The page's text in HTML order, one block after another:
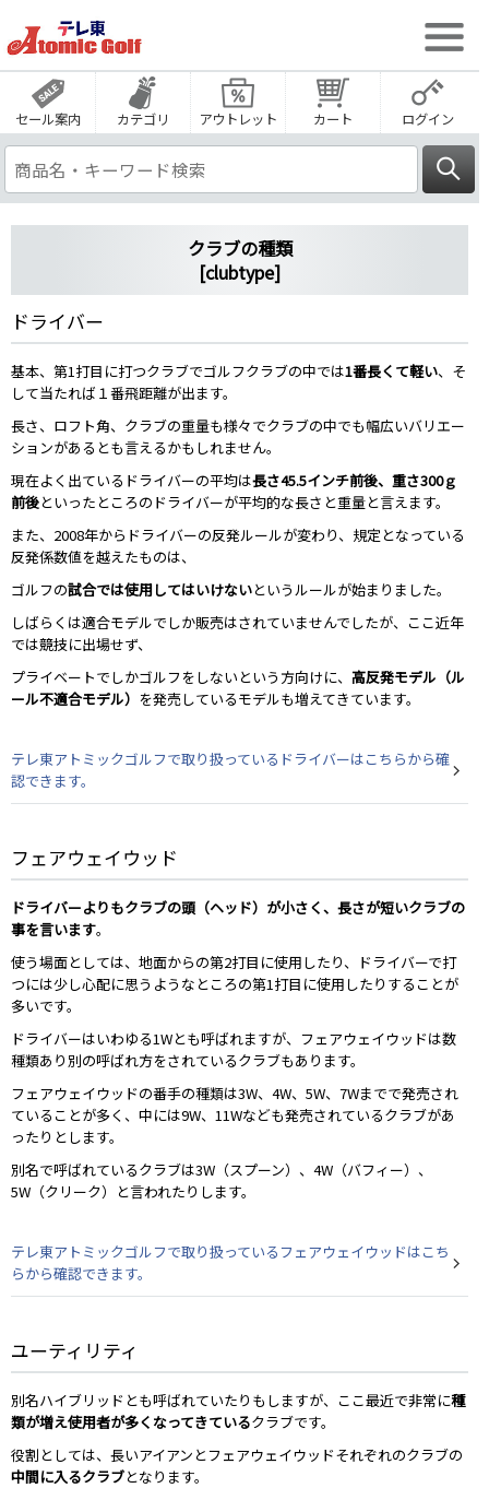
セール案内 カテゴリ アウトレット カート ログイン
クラブの種類
[clubtype]
ドライバー
基本、第1打目に打つクラブでゴルフクラブの中では1番長くて軽い、そ
して当たれば１番飛距離が出ます。
長さ、ロフト角、クラブの重量も様々でクラブの中でも幅広いバリエー
ションがあるとも言えるかもしれません。
現在よく出ているドライバーの平均は長さ45.5インチ前後、重さ300ｇ
前後といったところのドライバーが平均的な長さと重量と言えます。
また、2008年からドライバーの反発ルールが変わり、規定となっている
反発係数値を越えたものは、
ゴルフの試合では使用してはいけないというルールが始まりました。
しばらくは適合モデルでしか販売はされていませんでしたが、ここ近年
では競技に出場せず、
プライベートでしかゴルフをしないという方向けに、 高反発モデル（ル
ール不適合モデル） を発売しているモデルも増えてきています。
テレ東アトミックゴルフで取り扱っているドライバーはこちらから確
認できます。
フェアウェイウッド
ドライバーよりもクラブの頭（ヘッド）が小さく、長さが短いクラブの
事を言います。
使う場面としては、地面からの第2打目に使用したり、ドライバーで打
つには少し心配に思うようなところの第1打目に使用したりすることが
多いです。
ドライバーはいわゆる1Wとも呼ばれますが、フェアウェイウッドは数
種類あり別の呼ばれ方をされているクラブもあります。
フェアウェイウッドの番手の種類は3W、4W、5W、7Wまでで発売され
ていることが多く、中には9W、11Wなども発売されているクラブがあ
ったりとします。
別名で呼ばれているクラブは3W（スプーン）、4W（バフィー）、
5W（クリーク）と言われたりします。
テレ東アトミックゴルフで取り扱っているフェアウェイウッドはこち
らから確認できます。
ユーティリティ
別名ハイブリッドとも呼ばれていたりもしますが、ここ最近で非常に種
類が増え使用者が多くなってきているクラブです。
役割としては、長いアイアンとフェアウェイウッドそれぞれのクラブの
中間に入るクラブとなります。